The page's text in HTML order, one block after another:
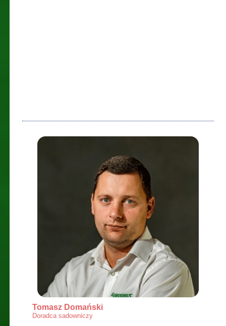
Tomasz Domański
Doradca sadowniczy